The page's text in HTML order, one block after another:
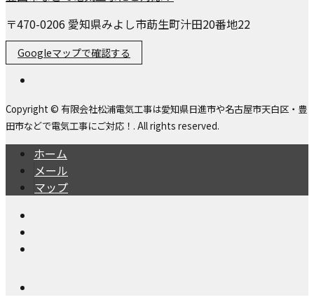
〒470-0206 愛知県みよし市莇生町汁田20番地22
Googleマップで確認する
Copyright © 有限会社松浦電気工事は愛知県日進市や名古屋市天白区・豊
田市などで電気工事にご対応！. All rights reserved.
ホーム
メール
マップ